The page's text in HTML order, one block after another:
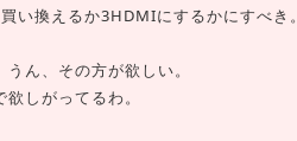
い換えるか3HDMIにするかにすべき。
ん、その方が欲しい。
しがってるわ。